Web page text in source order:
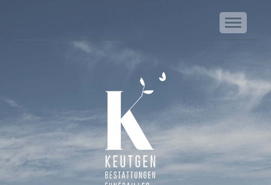
Keutgen | Bestattungen - Funérailles